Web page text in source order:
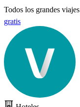
Todos los grandes viajes
gratis